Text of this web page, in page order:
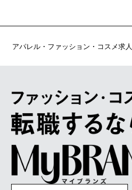
アパレル・ファッション・コスメ求